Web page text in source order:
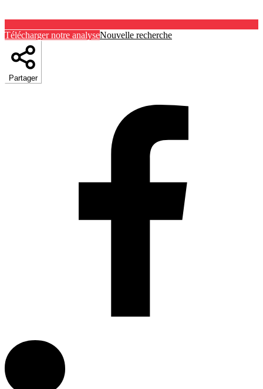
Télécharger notre analyseNouvelle recherche
Partager